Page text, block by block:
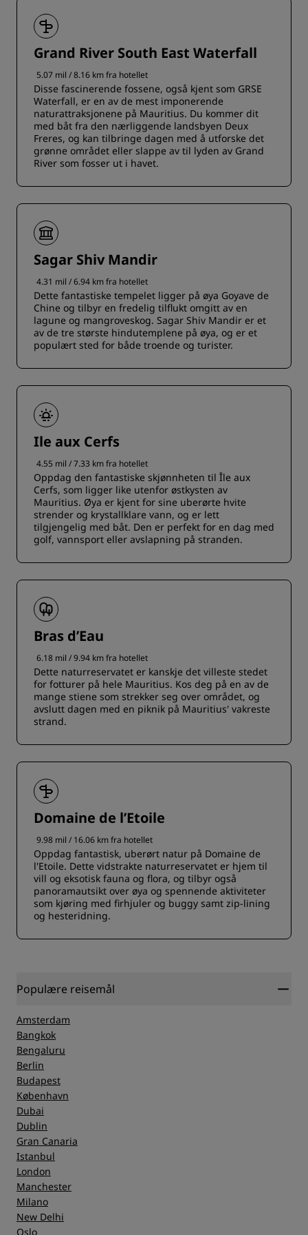
Grand River South East Waterfall
5.07 mil / 8.16 km fra hotellet
Disse fascinerende fossene, også kjent som GRSE
Waterfall, er en av de mest imponerende
naturattraksjonene på Mauritius. Du kommer dit
med båt fra den nærliggende landsbyen Deux
Freres, og kan tilbringe dagen med å utforske det
grønne området eller slappe av til lyden av Grand
River som fosser ut i havet.
Sagar Shiv Mandir
4.31 mil / 6.94 km fra hotellet
Dette fantastiske tempelet ligger på øya Goyave de
Chine og tilbyr en fredelig tilflukt omgitt av en
lagune og mangroveskog. Sagar Shiv Mandir er et
av de tre største hindutemplene på øya, og er et
populært sted for både troende og turister.
Ile aux Cerfs
4.55 mil / 7.33 km fra hotellet
Oppdag den fantastiske skjønnheten til Île aux
Cerfs, som ligger like utenfor østkysten av
Mauritius. Øya er kjent for sine uberørte hvite
strender og krystallklare vann, og er lett
tilgjengelig med båt. Den er perfekt for en dag med
golf, vannsport eller avslapning på stranden.
Bras d’Eau
6.18 mil / 9.94 km fra hotellet
Dette naturreservatet er kanskje det villeste stedet
for fotturer på hele Mauritius. Kos deg på en av de
mange stiene som strekker seg over området, og
avslutt dagen med en piknik på Mauritius' vakreste
strand.
Domaine de l’Etoile
9.98 mil / 16.06 km fra hotellet
Oppdag fantastisk, uberørt natur på Domaine de
l'Etoile. Dette vidstrakte naturreservatet er hjem til
vill og eksotisk fauna og flora, og tilbyr også
panoramautsikt over øya og spennende aktiviteter
som kjøring med firhjuler og buggy samt zip-lining
og hesteridning.
Populære reisemål
Amsterdam
Bangkok
Bengaluru
Berlin
Budapest
København
Dubai
Dublin
Gran Canaria
Istanbul
London
Manchester
Milano
New Delhi
Oslo